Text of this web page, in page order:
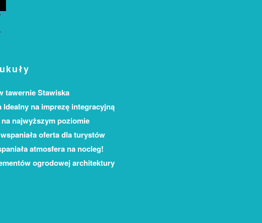
tawernie Stawiska
Idealny na imprezę integracyjną
najwyższym poziomie
oferta dla turystów
atmosfera na nocleg!
ogrodowej architektury